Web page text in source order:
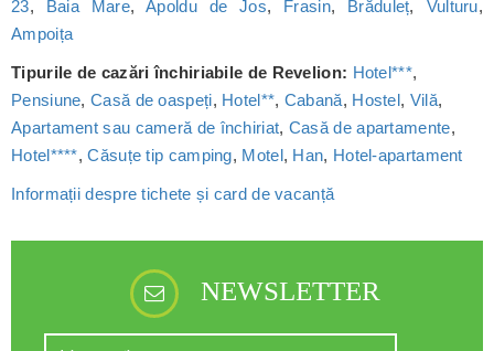
23, Baia Mare,Apoldu de Jos, Frasin, Brăduleț, Vulturu,
Ampoița
Tipurile de cazări închiriabile de Revelion: Hotel***,
Pensiune,Casă de oaspeți, Hotel**, Cabană, Hostel, Vilă,
Apartament sau cameră de închiriat, Casă de apartamente,
Hotel****,Căsuțe tip camping, Motel, Han, Hotel-apartament
Informații despre tichete și card de vacanță
NEWSLETTER